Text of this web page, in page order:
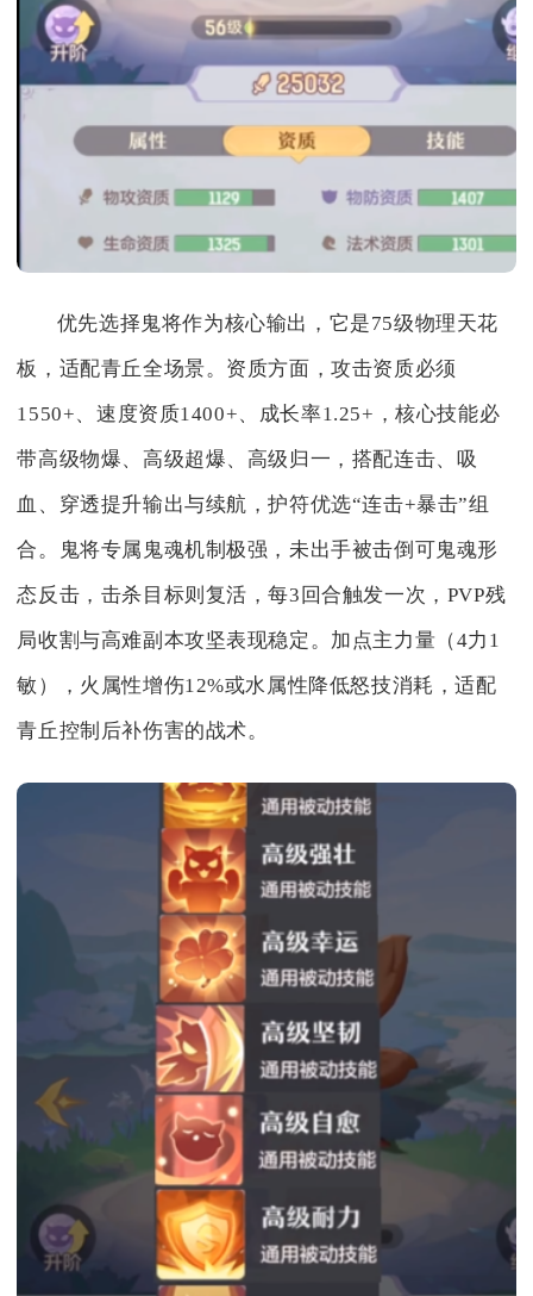
优先选择鬼将作为核心输出，它是75级物理天花
板，适配青丘全场景。资质方面，攻击资质必须
1550+、速度资质1400+、成长率1.25+，核心技能必
带高级物爆、高级超爆、高级归一，搭配连击、吸
血、穿透提升输出与续航，护符优选“连击+暴击”组
合。鬼将专属鬼魂机制极强，未出手被击倒可鬼魂形
态反击，击杀目标则复活，每3回合触发一次，PVP残
局收割与高难副本攻坚表现稳定。加点主力量（4力1
敏），火属性增伤12%或水属性降低怒技消耗，适配
青丘控制后补伤害的战术。